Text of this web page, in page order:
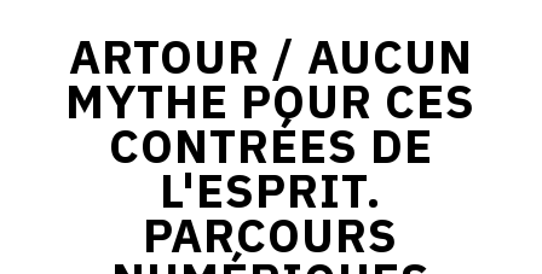
SUIVEZ-NOUS
INSTAGRAM
FACEBOOK
TWITTER
PINTEREST
ARTOUR / AUCUN
MYTHE POUR CES
CONTRÉES DE
L'ESPRIT.
PARCOURS